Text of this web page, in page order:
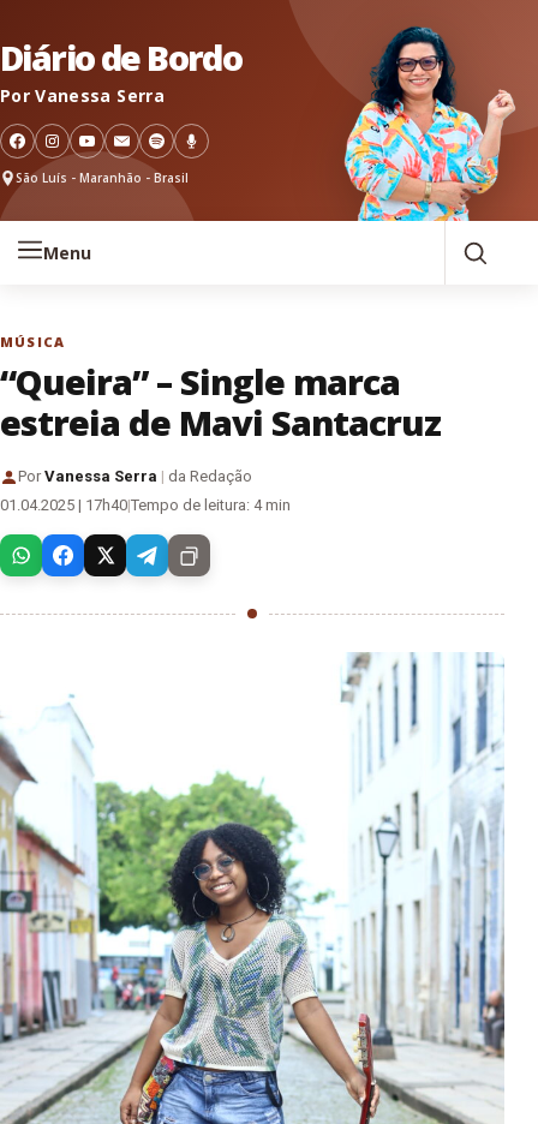
Diário de Bordo
Por Vanessa Serra
São Luís - Maranhão - Brasil
Menu
MÚSICA
“Queira” – Single marca
estreia de Mavi Santacruz
PorVanessa Serra | da Redação
01.04.2025 | 17h40|Tempo de leitura: 4 min